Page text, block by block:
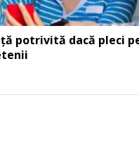
potrivită dacă pleci